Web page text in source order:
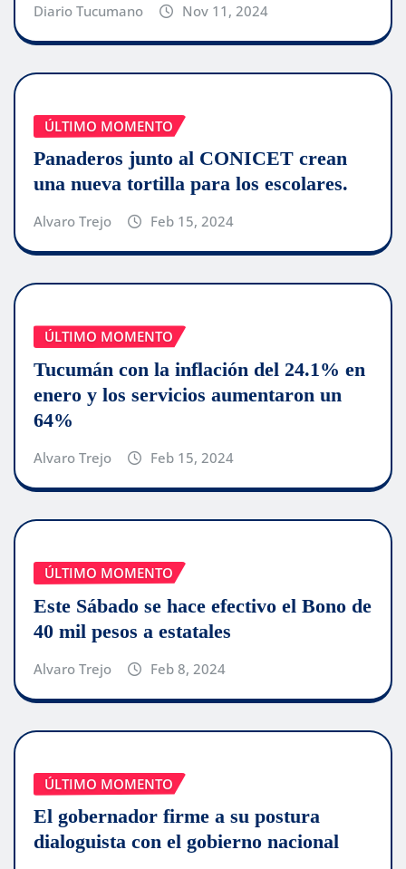
Diario Tucumano Nov 11, 2024
ÚLTIMO MOMENTO
Panaderos junto al CONICET crean
una nueva tortilla para los escolares.
Alvaro Trejo Feb 15, 2024
ÚLTIMO MOMENTO
Tucumán con la inflación del 24.1% en
enero y los servicios aumentaron un
64%
Alvaro Trejo Feb 15, 2024
ÚLTIMO MOMENTO
Este Sábado se hace efectivo el Bono de
40 mil pesos a estatales
Alvaro Trejo Feb 8, 2024
ÚLTIMO MOMENTO
El gobernador firme a su postura
dialoguista con el gobierno nacional